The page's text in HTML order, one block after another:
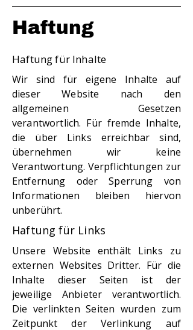
Haftung
Haftung für Inhalte
Wir sind für eigene Inhalte auf
dieser Website nach den
allgemeinen Gesetzen
verantwortlich. Für fremde Inhalte,
die über Links erreichbar sind,
übernehmen wir keine
Verantwortung. Verpflichtungen zur
Entfernung oder Sperrung von
Informationen bleiben hiervon
unberührt.
Haftung für Links
Unsere Website enthält Links zu
externen Websites Dritter. Für die
Inhalte dieser Seiten ist der
jeweilige Anbieter verantwortlich.
Die verlinkten Seiten wurden zum
Zeitpunkt der Verlinkung auf